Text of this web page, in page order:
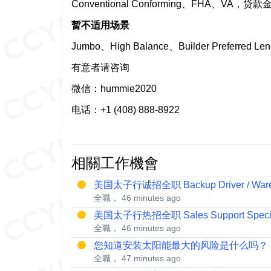
Conventional Conforming、FHA、VA，贷款
暂不适用场景
Jumbo、High Balance、Builder Preferred
有意者请咨询
微信：hummie2020
电话：+1 (408) 888-8922
相關工作機會
美国太子行诚招全职 Backup Driver /
全職， 46 minutes ago
美国太子行热招全职 Sales Support
全職， 46 minutes ago
您知道安装太阳能最大的风险是什么吗？
全職， 47 minutes ago